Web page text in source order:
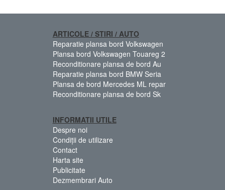
ARTICOLE / STIRI / AUTO
Reparatie plansa bord Volkswagen
Plansa bord Volkswagen Touareg 2
Reconditionare plansa de bord Au
Reparatie plansa bord BMW Seria
Plansa de bord Mercedes ML repar
Reconditionare plansa de bord Sk
INFORMATII UTILE
Despre noi
Condiții de utilizare
Contact
Harta site
Publicitate
Dezmembrari Auto